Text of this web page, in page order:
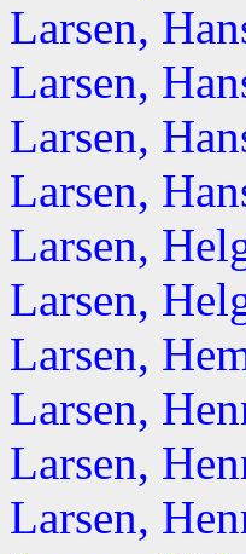
Larsen,
Larsen,
Larsen,
Larsen,
Larsen,
Larsen,
Larsen,
Larsen,
Larsen,
Larsen,